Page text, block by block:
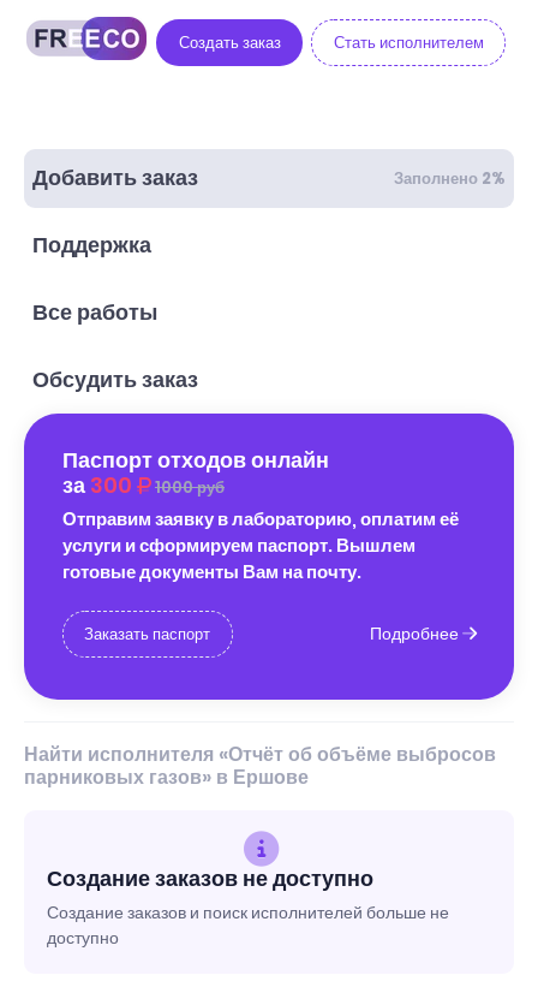
Создать заказ Стать исполнителем
Добавить заказ Заполнено 2%
Поддержка
Все работы
Обсудить заказ
Паспорт отходов онлайн
за 300 1000 руб
Отправим заявку в лабораторию, оплатим её
услуги и сформируем паспорт. Вышлем
готовые документы Вам на почту.
Заказать паспорт Подробнее
Найти исполнителя «Отчёт об объёме выбросов
парниковых газов» в Ершове
Создание заказов не доступно
Создание заказов и поиск исполнителей больше не
доступно